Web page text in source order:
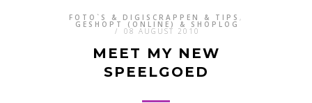
FOTO`S & DIGISCRAPPEN & TIPS ,
GESHOPT (ONLINE) & SHOPLOG
/ 08 AUGUST 2010
MEET MY NEW
SPEELGOED